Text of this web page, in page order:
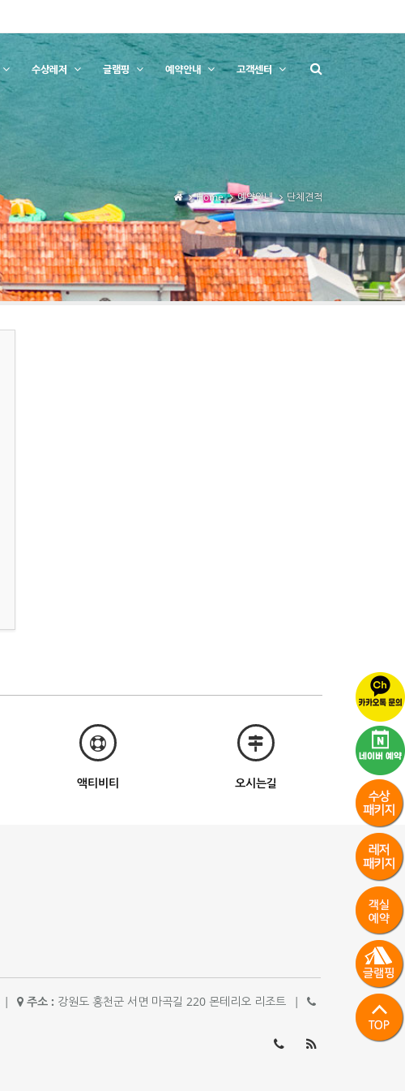
수상레저 글램핑 예약안내 고객센터
Home 예약안내 단체견적
액티비티 오시는길
| 주소 : 강원도 홍천군 서면 마곡길 220 몬테리오 리조트
|